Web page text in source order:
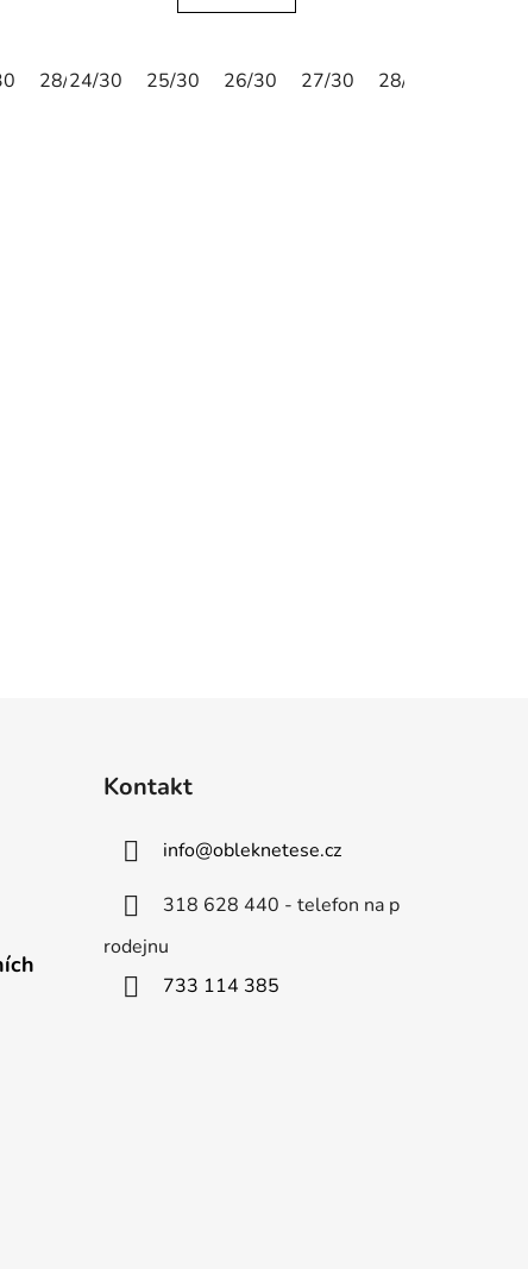
28/30 29/30 30/30 24/32 25/32
24/30 25/30 26/30 27/30 28/30
Kontakt
info@obleknetese.cz
318 628 440 - telefon na p
rodejnu
733 114 385